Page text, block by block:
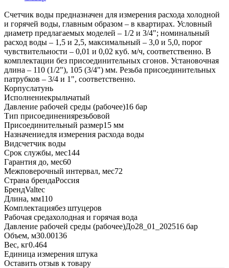
Счетчик воды предназначен для измерения расхода холодной
и горячей воды, главным образом – в квартирах. Условный
диаметр предлагаемых моделей – 1/2 и 3/4"; номинальный
расход воды – 1,5 и 2,5, максимальный – 3,0 и 5,0, порог
чувствительности – 0,01 и 0,02 куб. м/ч, соответственно. В
комплектации без присоединительных сгонов. Установочная
длина – 110 (1/2"), 105 (3/4") мм. Резьба присоединительных
патрубков – 3/4 и 1", соответственно.
Корпуслатунь
Исполнениекрыльчатый
Давление рабочей среды (рабочее)16 бар
Тип присоединениярезьбовой
Присоединительный размер15 мм
Назначениедля измерения расхода воды
Видсчетчик воды
Срок службы, мес144
Гарантия до, мес60
Межповерочный интервал, мес72
Страна брендаРоссия
БрендValtec
Длина, мм110
Комплектациябез штуцеров
Рабочая средахолодная и горячая вода
Давление рабочей среды (рабочее)До28_01_202516 бар
Объем, м30.00136
Вес, кг0.464
Единица измерения штука
Оставить отзыв к товару